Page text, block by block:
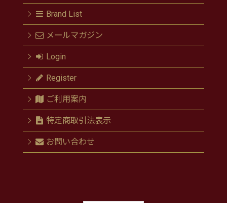
Brand List
メールマガジン
Login
Register
ご利用案内
特定商取引法表示
お問い合わせ